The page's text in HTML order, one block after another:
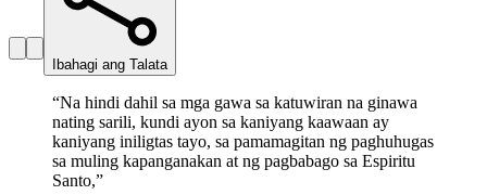
Ibahagi ang Talata
“Na hindi dahil sa mga gawa sa katuwiran na ginawa
nating sarili, kundi ayon sa kaniyang kaawaan ay
kaniyang iniligtas tayo, sa pamamagitan ng paghuhugas
sa muling kapanganakan at ng pagbabago sa Espiritu
Santo,”